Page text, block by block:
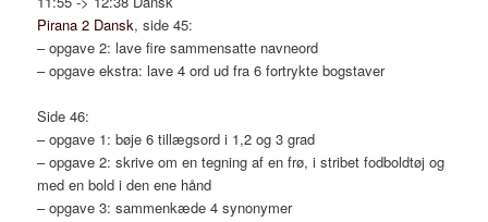
Pirana 2 Dansk, side 45:
– opgave 2: lave fire sammensatte navneord
– opgave ekstra: lave 4 ord ud fra 6 fortrykte bogstaver
Side 46:
– opgave 1: bøje 6 tillægsord i 1,2 og 3 grad
– opgave 2: skrive om en tegning af en frø, i stribet fodboldtøj og
med en bold i den ene hånd
– opgave 3: sammenkæde 4 synonymer